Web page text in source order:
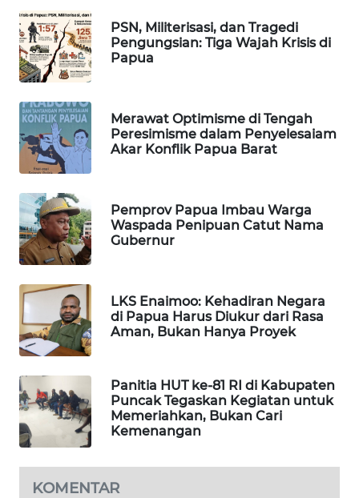
PSN, Militerisasi, dan Tragedi
Pengungsian: Tiga Wajah Krisis di
Papua
Merawat Optimisme di Tengah
Peresimisme dalam Penyelesaiam
Akar Konflik Papua Barat
Pemprov Papua Imbau Warga
Waspada Penipuan Catut Nama
Gubernur
LKS Enaimoo: Kehadiran Negara
di Papua Harus Diukur dari Rasa
Aman, Bukan Hanya Proyek
Panitia HUT ke-81 RI di Kabupaten
Puncak Tegaskan Kegiatan untuk
Memeriahkan, Bukan Cari
Kemenangan
KOMENTAR
UMKM
WAHANA
SELEB
WAHANA
PERSONA
WAHANA
OTOMOTIF
WAHANA
HEALTH
WAHANA
DESA
WISATA
LAPAK
WAHANA
Wahana
Network
KONSUMEN